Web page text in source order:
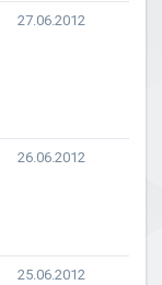
27.06.2012
26.06.2012
25.06.2012